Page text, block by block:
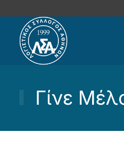
Skip to main content
Γίνε